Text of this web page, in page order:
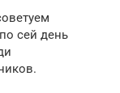
сей день